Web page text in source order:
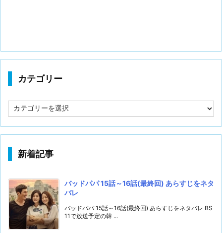
カテゴリー
テ
リ
新着記事
バッドパパ 15話～16話(最終回) あらすじをネタ
バレ
バッドパパ 15話～16話(最終回) あらすじをネタバレ BS
11で放送予定の韓 ...